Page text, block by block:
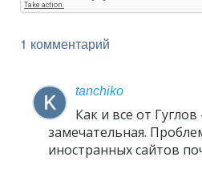
1 комментарий
tanchiko
Как и все от
замечательная.
иностранных сайтов